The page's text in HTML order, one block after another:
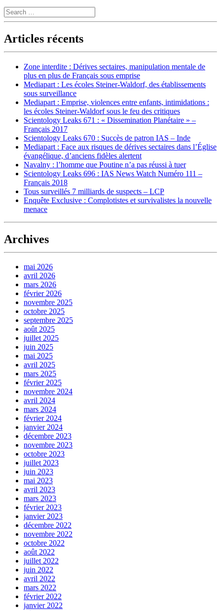
Search
Articles récents
Zone interdite : Dérives sectaires, manipulation mentale de
plus en plus de Français sous emprise
Mediapart : Les écoles Steiner-Waldorf, des établissements
sous surveillance
Mediapart : Emprise, violences entre enfants, intimidations :
les écoles Steiner-Waldorf sous le feu des critiques
Scientology Leaks 671 : « Dissemination Planétaire » –
Français 2017
Scientology Leaks 670 : Succès de patron IAS – Inde
Mediapart : Face aux risques de dérives sectaires dans l’Église
évangélique, d’anciens fidèles alertent
Navalny : l’homme que Poutine n’a pas réussi à tuer
Scientology Leaks 696 : IAS News Watch Numéro 111 –
Français 2018
Tous surveillés 7 milliards de suspects – LCP
Enquête Exclusive : Complotistes et survivalistes la nouvelle
menace
Archives
mai 2026
avril 2026
mars 2026
février 2026
novembre 2025
octobre 2025
septembre 2025
août 2025
juillet 2025
juin 2025
mai 2025
avril 2025
mars 2025
février 2025
novembre 2024
avril 2024
mars 2024
février 2024
janvier 2024
décembre 2023
novembre 2023
octobre 2023
juillet 2023
juin 2023
mai 2023
avril 2023
mars 2023
février 2023
janvier 2023
décembre 2022
novembre 2022
octobre 2022
août 2022
juillet 2022
juin 2022
avril 2022
mars 2022
février 2022
janvier 2022